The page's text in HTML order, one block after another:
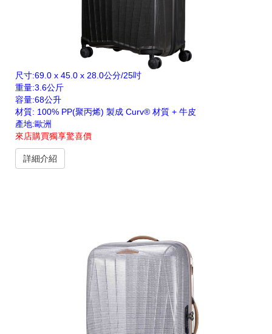
尺寸:69.0 x 45.0 x 28.0公分/25吋
重量:3.6公斤
容量:68公升
材質: 100% PP(聚丙烯) 製成 Curv® 材質 + 牛皮
產地:歐洲
來店購買獨享驚喜價
詳細介紹